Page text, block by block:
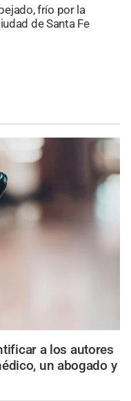
frío por la
de Santa Fe
a los autores
un abogado y